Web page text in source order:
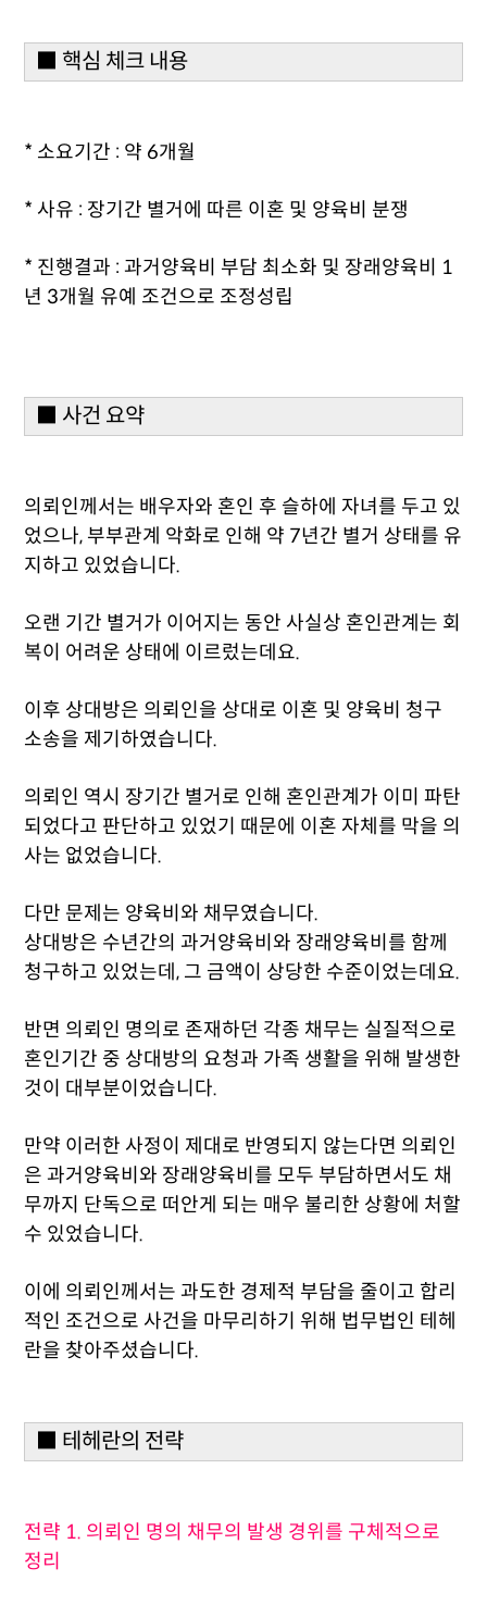
■ 핵심 체크 내용
* 소요기간 : 약 6개월
* 사유 : 장기간 별거에 따른 이혼 및 양육비 분쟁
* 진행결과 : 과거양육비 부담 최소화 및 장래양육비 1
년 3개월 유예 조건으로 조정성립
■ 사건 요약
의뢰인께서는 배우자와 혼인 후 슬하에 자녀를 두고 있
었으나, 부부관계 악화로 인해 약 7년간 별거 상태를 유
지하고 있었습니다.
오랜 기간 별거가 이어지는 동안 사실상 혼인관계는 회
복이 어려운 상태에 이르렀는데요.
이후 상대방은 의뢰인을 상대로 이혼 및 양육비 청구
소송을 제기하였습니다.
의뢰인 역시 장기간 별거로 인해 혼인관계가 이미 파탄
되었다고 판단하고 있었기 때문에 이혼 자체를 막을 의
사는 없었습니다.
다만 문제는 양육비와 채무였습니다.
상대방은 수년간의 과거양육비와 장래양육비를 함께
청구하고 있었는데, 그 금액이 상당한 수준이었는데요.
반면 의뢰인 명의로 존재하던 각종 채무는 실질적으로
혼인기간 중 상대방의 요청과 가족 생활을 위해 발생한
것이 대부분이었습니다.
만약 이러한 사정이 제대로 반영되지 않는다면 의뢰인
은 과거양육비와 장래양육비를 모두 부담하면서도 채
무까지 단독으로 떠안게 되는 매우 불리한 상황에 처할
수 있었습니다.
이에 의뢰인께서는 과도한 경제적 부담을 줄이고 합리
적인 조건으로 사건을 마무리하기 위해 법무법인 테헤
란을 찾아주셨습니다.
■ 테헤란의 전략
전략 1. 의뢰인 명의 채무의 발생 경위를 구체적으로
정리